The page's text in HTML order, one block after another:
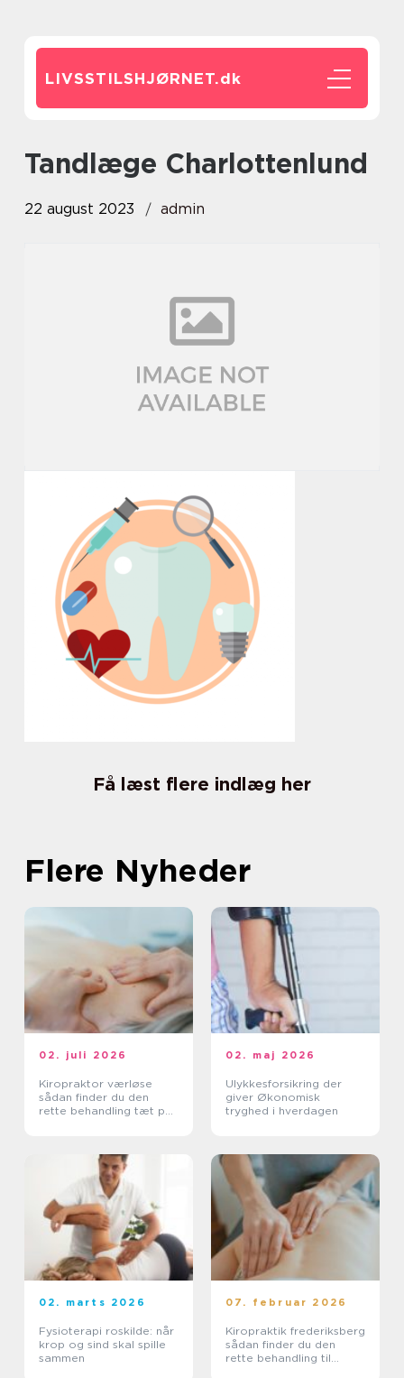
LIVSSTILSHJØRNET.dk
tandlæge Charlottenlund
22 august 2023 admin
Få læst flere indlæg her
Flere Nyheder
02. juli 2026
Kiropraktor værløse
sådan finder du den
rette behandling tæt på
02. maj 2026
Ulykkesforsikring der
giver Økonomisk
tryghed i hverdagen
02. marts 2026
Fysioterapi roskilde: når
krop og sind skal spille
sammen
07. februar 2026
Kiropraktik frederiksberg
sådan finder du den
rette behandling til